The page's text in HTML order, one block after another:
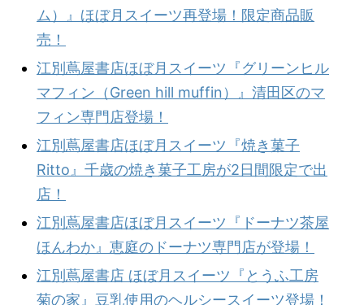
ム）』ほぼ月スイーツ再登場！限定商品販
売！
江別蔦屋書店ほぼ月スイーツ『グリーンヒル
マフィン（Green hill muffin）』清田区のマ
フィン専門店登場！
江別蔦屋書店ほぼ月スイーツ『焼き菓子
Ritto』千歳の焼き菓子工房が2日間限定で出
店！
江別蔦屋書店ほぼ月スイーツ『ドーナツ茶屋
ほんわか』恵庭のドーナツ専門店が登場！
江別蔦屋書店 ほぼ月スイーツ『とうふ工房
菊の家』豆乳使用のヘルシースイーツ登場！